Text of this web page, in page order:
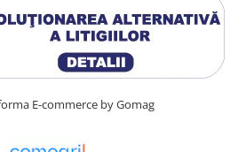
E-commerce by Gomag